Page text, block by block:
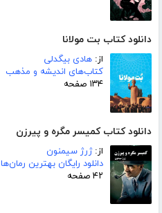
دانلود کتاب بت مولانا
از: هادی بیگدلی
کتاب‌های اندیشه و مذهب
۱۳۴ صفحه
دانلود کتاب کمیسر مگره و پیرزن
از:ژرژ سیمنون
دانلود رایگان بهترین رمان‌ها
۴۲ صفحه